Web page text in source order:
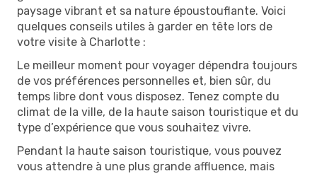
paysage vibrant et sa nature époustouflante. Voici
quelques conseils utiles à garder en tête lors de
votre visite à Charlotte :
Le meilleur moment pour voyager dépendra toujours
de vos préférences personnelles et, bien sûr, du
temps libre dont vous disposez. Tenez compte du
climat de la ville, de la haute saison touristique et du
type d’expérience que vous souhaitez vivre.
Pendant la haute saison touristique, vous pouvez
vous attendre à une plus grande affluence, mais